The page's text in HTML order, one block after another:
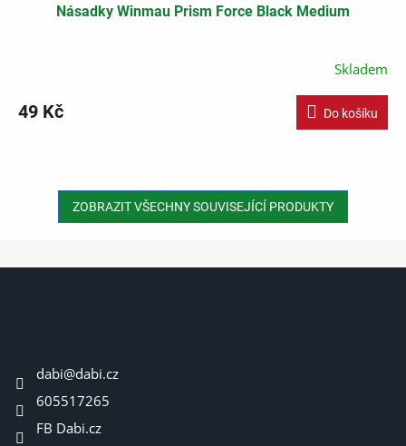
Násadky Winmau Prism Force Black Medium
Skladem
49 Kč Do košíku
ZOBRAZIT VŠECHNY SOUVISEJÍCÍ PRODUKTY
dabi@dabi.cz
605517265
FB Dabi.cz